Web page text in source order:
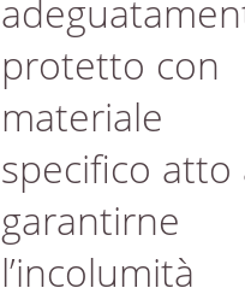
protetto con
materiale
specifico atto
garantirne
l’incolumità